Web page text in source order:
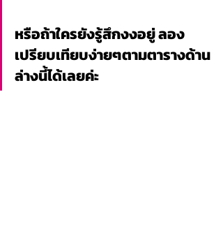
หรือถ้าใครยังรู้สึกงงอยู่ ลอง
เปรียบเทียบง่ายๆตามตารางด้าน
ล่างนี้ได้เลยค่ะ